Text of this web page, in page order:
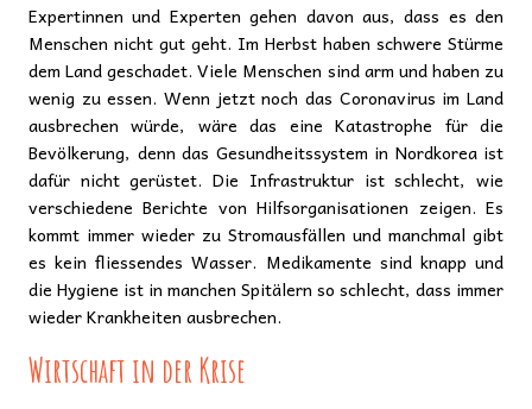
Expertinnen und Experten gehen davon aus, dass es den
Menschen nicht gut geht. Im Herbst haben schwere Stürme
dem Land geschadet. Viele Menschen sind arm und haben zu
wenig zu essen. Wenn jetzt noch das Coronavirus im Land
ausbrechen würde, wäre das eine Katastrophe für die
Bevölkerung, denn das Gesundheitssystem in Nordkorea ist
dafür nicht gerüstet. Die Infrastruktur ist schlecht, wie
verschiedene Berichte von Hilfsorganisationen zeigen. Es
kommt immer wieder zu Stromausfällen und manchmal gibt
es kein fliessendes Wasser. Medikamente sind knapp und
die Hygiene ist in manchen Spitälern so schlecht, dass immer
wieder Krankheiten ausbrechen.
Wirtschaft in der Krise